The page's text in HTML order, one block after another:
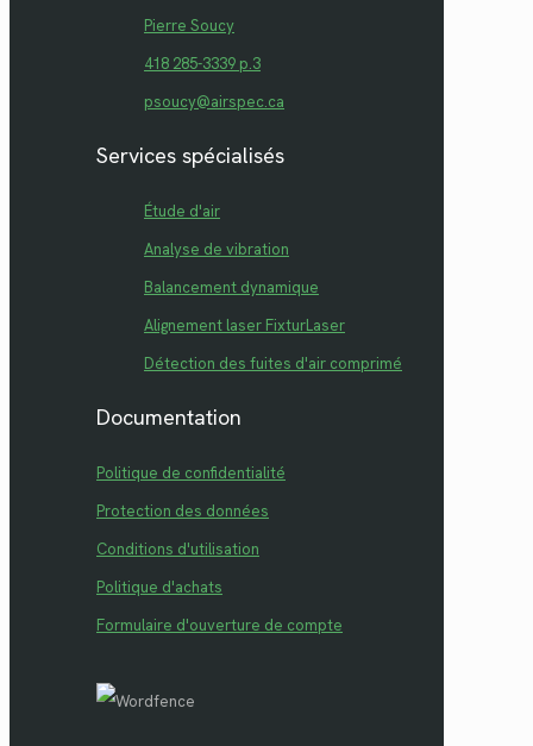
Pierre Soucy
418 285-3339 p.3
psoucy@airspec.ca
Services spécialisés
Étude d'air
Analyse de vibration
Balancement dynamique
Alignement laser FixturLaser
Détection des fuites d'air comprimé
Documentation
Politique de confidentialité
Protection des données
Conditions d'utilisation
Politique d'achats
Formulaire d'ouverture de compte